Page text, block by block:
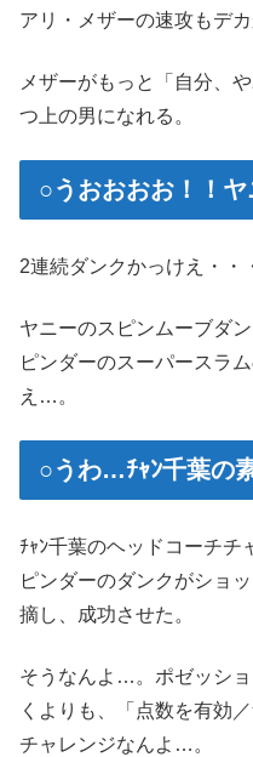
アリ・メザーの速攻もデ
メザーがもっと「自分、
つ上の男になれる。
○うおおおお！！ヤ
2連続ダンクかっけえ・・
ヤニーのスピンムーブダン
ピンダーのスーパースラ
え…。
○うわ…ﾁｬﾝ千葉の
ﾁｬﾝ千葉のヘッドコーチチ
ピンダーのダンクがショ
摘し、成功させた。
そうなんよ…。ポゼッシ
くよりも、「点数を有効
チャレンジなんよ…。